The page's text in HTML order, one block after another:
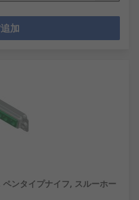
追加
ンタイプナイフ, スルーホー